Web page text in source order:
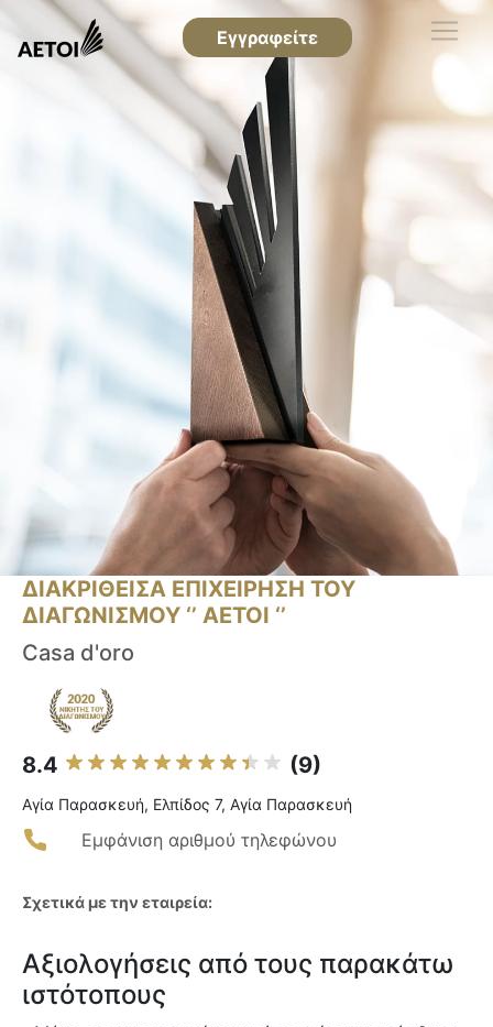
Εγγραφείτε
ΔΙΑΚΡΙΘΕΙΣΑ ΕΠΙΧΕΙΡΗΣΗ ΤΟΥ
ΔΙΑΓΩΝΙΣΜΟΥ ‘’ ΑΕΤΟΙ ‘’
Casa d'oro
8.4 (9)
Αγία Παρασκευή, Ελπίδος 7, Αγία Παρασκευή
Εμφάνιση αριθμού τηλεφώνου
Σχετικά με την εταιρεία:
Αξιολογήσεις από τους παρακάτω
ιστότοπους